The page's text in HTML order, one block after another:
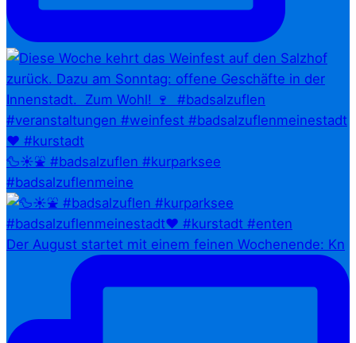
🦆☀️⛲ #badsalzuflen #kurparksee
#badsalzuflenmeine
Der August startet mit einem feinen Wochenende: Kn